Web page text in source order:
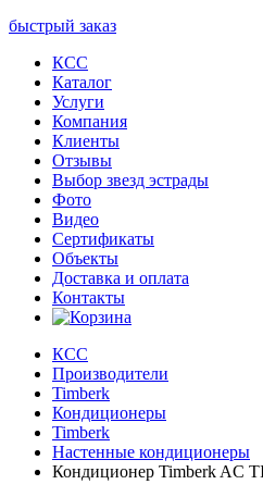
быстрый заказ
КСС
Каталог
Услуги
Компания
Клиенты
Oтзывы
Выбор звезд эстрады
Фото
Видео
Сертификаты
Объекты
Доставка и оплата
Контакты
КСС
Производители
Timberk
Кондиционеры
Timberk
Настенные кондиционеры
Кондиционер Timberk AC